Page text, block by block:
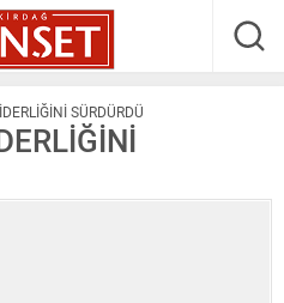
SÜRDÜRDÜ